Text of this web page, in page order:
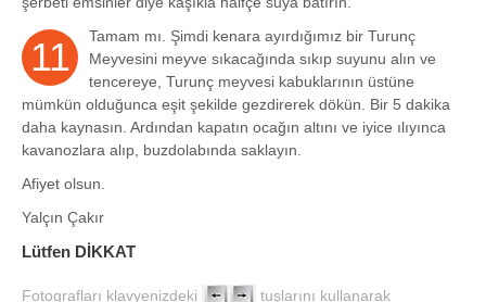
11
Tamam mı. Şimdi kenara ayırdığımız bir Turunç
Meyvesini meyve sıkacağında sıkıp suyunu alın ve
tencereye, Turunç meyvesi kabuklarının üstüne
mümkün olduğunca eşit şekilde gezdirerek dökün. Bir 5 dakika
daha kaynasın. Ardından kapatın ocağın altını ve iyice ılıyınca
kavanozlara alıp, buzdolabında saklayın.
Afiyet olsun.
Yalçın Çakır
Lütfen DİKKAT
Fotografları klavyenizdeki
tuşlarını kullanarak